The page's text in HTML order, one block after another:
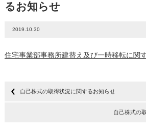
るお知らせ
2019.10.30
住宅事業部事務所建替え及び一時移転に関
自己株式の取得状況に関するお知らせ
自己株式の